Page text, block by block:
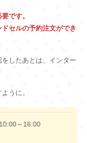
です。
セルの予約注文ができ
したあとは、インター
うに。
～16:00